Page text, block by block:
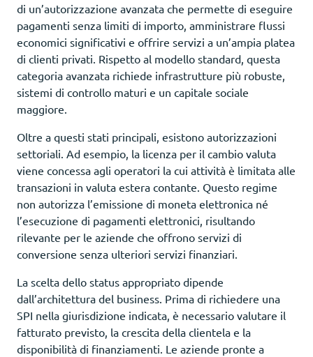
di un’autorizzazione avanzata che permette di eseguire
pagamenti senza limiti di importo, amministrare flussi
economici significativi e offrire servizi a un’ampia platea
di clienti privati. Rispetto al modello standard, questa
categoria avanzata richiede infrastrutture più robuste,
sistemi di controllo maturi e un capitale sociale
maggiore.
Oltre a questi stati principali, esistono autorizzazioni
settoriali. Ad esempio, la licenza per il cambio valuta
viene concessa agli operatori la cui attività è limitata alle
transazioni in valuta estera contante. Questo regime
non autorizza l’emissione di moneta elettronica né
l’esecuzione di pagamenti elettronici, risultando
rilevante per le aziende che offrono servizi di
conversione senza ulteriori servizi finanziari.
La scelta dello status appropriato dipende
dall’architettura del business. Prima di richiedere una
SPI nella giurisdizione indicata, è necessario valutare il
fatturato previsto, la crescita della clientela e la
disponibilità di finanziamenti. Le aziende pronte a